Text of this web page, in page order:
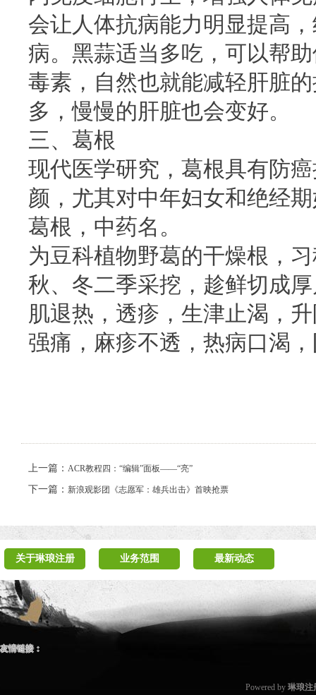
会让人体抗病能力明显提高
病。黑蒜适当多吃，可以帮
毒素，自然也就能减轻肝脏
多，慢慢的肝脏也会变好。
三、葛根
现代医学研究，葛根具有防
颜，尤其对中年妇女和绝经
葛根，中药名。
为豆科植物野葛的干燥根，
秋、冬二季采挖，趁鲜切成
肌退热，透疹，生津止渴，
强痛，麻疹不透，热病口渴
上一篇： ACR教程四：“编辑”面板——“亮”
下一篇： 新浪观影团《志愿军：雄兵出击》首映抢票
关于琳琅注册 业务范围 最新动态
友情链接：
Powered by 琳琅注